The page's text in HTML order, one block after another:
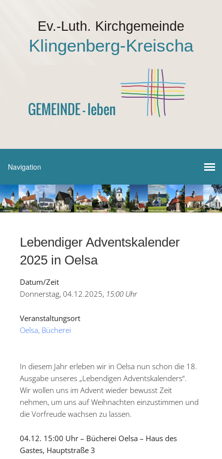
Ev.-Luth. Kirchgemeinde
Klingenberg-Kreischa
Lebendiger Adventskalender
2025 in Oelsa
Datum/Zeit
Donnerstag, 04.12.2025, 15:00 Uhr
Veranstaltungsort
Oelsa, Bücherei
In diesem Jahr erleben wir in Oelsa nun schon die 18.
Ausgabe unseres „Lebendigen Adventskalenders“.
Wir wollen uns im Advent wieder bewusst Zeit
nehmen, um uns auf Weihnachten einzustimmen und
die Vorfreude wachsen zu lassen.
04.12. 15:00 Uhr – Bücherei Oelsa – Haus des
Gastes, Hauptstraße 3